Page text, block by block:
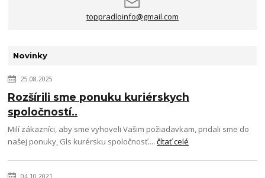
toppradloinfo@gmail.com
Novinky
25.08.2025
Rozšírili sme ponuku kuriérskych
spoločností..
Milí zákazníci, aby sme vyhoveli Vašim požiadavkam, pridali sme do
našej ponuky, Gls kurérsku spoločnosť....čítať celé
04.10.2021